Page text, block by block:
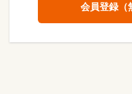
会員登録（